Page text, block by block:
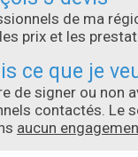
de ma
prix et les
ce que je
de signer ou non
contactés. Le
aucun